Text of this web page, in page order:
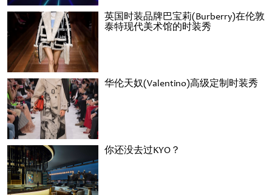
英国时装品牌巴宝莉(Burberry)在伦敦
泰特现代美术馆的时装秀
华伦天奴(Valentino)高级定制时装秀
你还没去过KYO？